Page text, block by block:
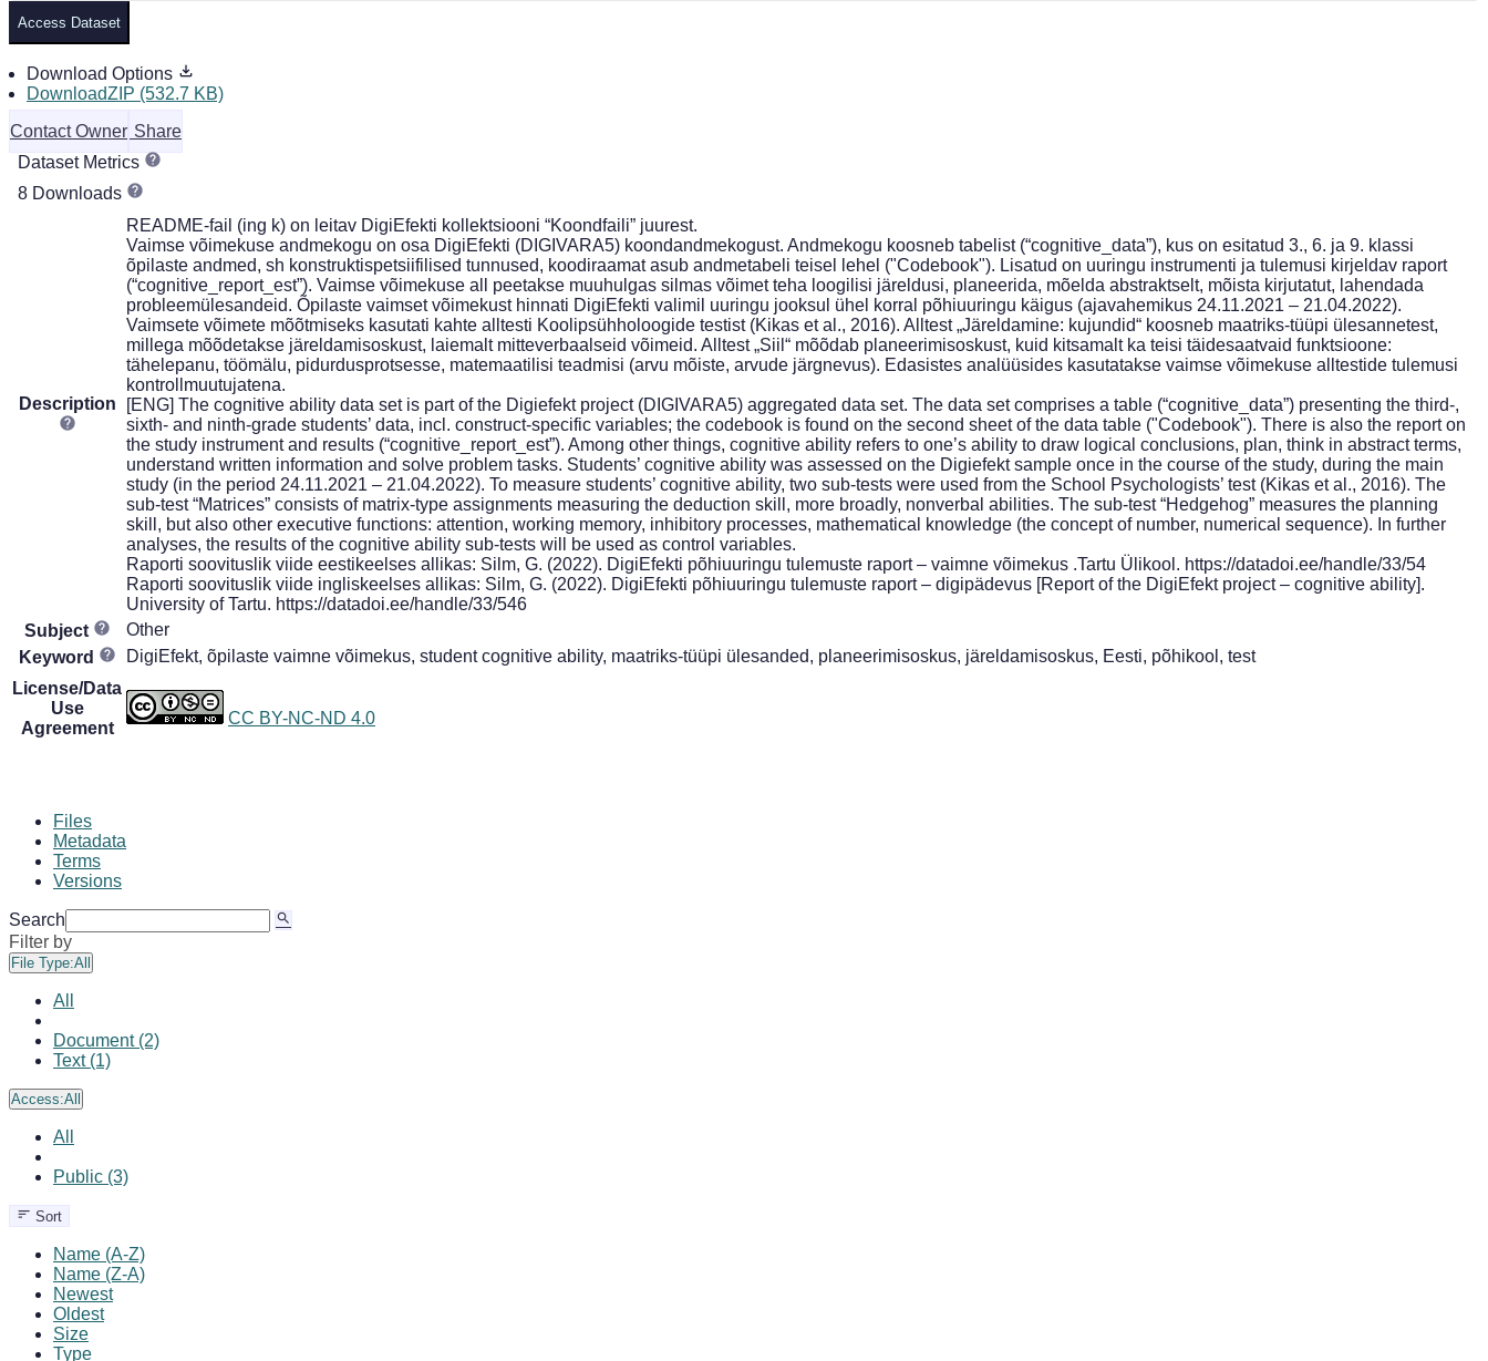
Access Dataset
Download Options
DownloadZIP (532.7 KB)
Contact Owner Share
Dataset Metrics
8 Downloads
Description
README-fail (ing k) on leitav DigiEfekti kollektsiooni “Koondfaili” juurest.
Vaimse võimekuse andmekogu on osa DigiEfekti (DIGIVARA5) koondandmekogust. Andmekogu koosneb tabelist (“cognitive_data”), kus on esitatud 3., 6. ja 9. klassi
õpilaste andmed, sh konstruktispetsiifilised tunnused, koodiraamat asub andmetabeli teisel lehel ("Codebook"). Lisatud on uuringu instrumenti ja tulemusi kirjeldav raport
(“cognitive_report_est”). Vaimse võimekuse all peetakse muuhulgas silmas võimet teha loogilisi järeldusi, planeerida, mõelda abstraktselt, mõista kirjutatut, lahendada
probleemülesandeid. Õpilaste vaimset võimekust hinnati DigiEfekti valimil uuringu jooksul ühel korral põhiuuringu käigus (ajavahemikus 24.11.2021 – 21.04.2022).
Vaimsete võimete mõõtmiseks kasutati kahte alltesti Koolipsühholoogide testist (Kikas et al., 2016). Alltest „Järeldamine: kujundid“ koosneb maatriks-tüüpi ülesannetest,
millega mõõdetakse järeldamisoskust, laiemalt mitteverbaalseid võimeid. Alltest „Siil“ mõõdab planeerimisoskust, kuid kitsamalt ka teisi täidesaatvaid funktsioone:
tähelepanu, töömälu, pidurdusprotsesse, matemaatilisi teadmisi (arvu mõiste, arvude järgnevus). Edasistes analüüsides kasutatakse vaimse võimekuse alltestide tulemusi
kontrollmuutujatena.
[ENG] The cognitive ability data set is part of the Digiefekt project (DIGIVARA5) aggregated data set. The data set comprises a table (“cognitive_data”) presenting the third-,
sixth- and ninth-grade students’ data, incl. construct-specific variables; the codebook is found on the second sheet of the data table ("Codebook"). There is also the report on
the study instrument and results (“cognitive_report_est”). Among other things, cognitive ability refers to one’s ability to draw logical conclusions, plan, think in abstract terms,
understand written information and solve problem tasks. Students’ cognitive ability was assessed on the Digiefekt sample once in the course of the study, during the main
study (in the period 24.11.2021 – 21.04.2022). To measure students’ cognitive ability, two sub-tests were used from the School Psychologists’ test (Kikas et al., 2016). The
sub-test “Matrices” consists of matrix-type assignments measuring the deduction skill, more broadly, nonverbal abilities. The sub-test “Hedgehog” measures the planning
skill, but also other executive functions: attention, working memory, inhibitory processes, mathematical knowledge (the concept of number, numerical sequence). In further
analyses, the results of the cognitive ability sub-tests will be used as control variables.
Raporti soovituslik viide eestikeelses allikas: Silm, G. (2022). DigiEfekti põhiuuringu tulemuste raport – vaimne võimekus .Tartu Ülikool. https://datadoi.ee/handle/33/54
Raporti soovituslik viide ingliskeelses allikas: Silm, G. (2022). DigiEfekti põhiuuringu tulemuste raport – digipädevus [Report of the DigiEfekt project – cognitive ability].
University of Tartu. https://datadoi.ee/handle/33/546
Subject
Other
Keyword
DigiEfekt, õpilaste vaimne võimekus, student cognitive ability, maatriks-tüüpi ülesanded, planeerimisoskus, järeldamisoskus, Eesti, põhikool, test
License/Data
Use
Agreement
CC BY-NC-ND 4.0
Files
Metadata
Terms
Versions
Search
Filter by
File Type:All
All
Document (2)
Text (1)
Access:All
All
Public (3)
Sort
Name (A-Z)
Name (Z-A)
Newest
Oldest
Size
Type